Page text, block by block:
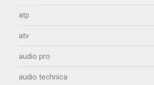
atp
atv
audio pro
audio technica